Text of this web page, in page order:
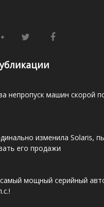
непропуск машин скорой
изменила Solaris,
его продажи
самый мощный серийный